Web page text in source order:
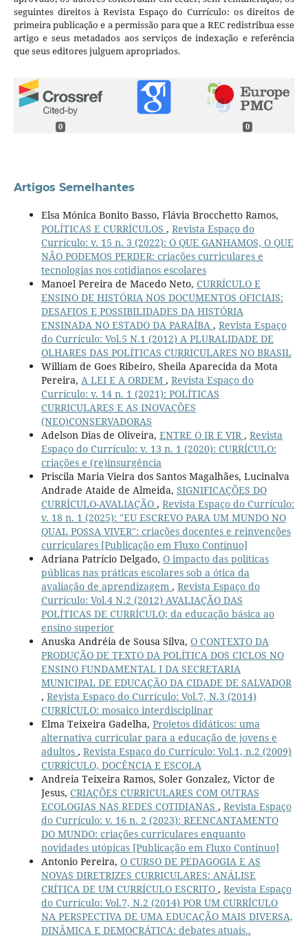
seguintes direitos à Revista Espaço do Currículo: os direitos de
primeira publicação e a permissão para que a REC redistribua esse
artigo e seus metadados aos serviços de indexação e referência
que seus editores julguem apropriados.
0 0
Artigos Semelhantes
Elsa Mónica Bonito Basso, Flávia Brocchetto Ramos,
POLÍTICAS E CURRÍCULOS , Revista Espaço do
Currículo: v. 15 n. 3 (2022): O QUE GANHAMOS, O QUE
NÃO PODEMOS PERDER: criações curriculares e
tecnologias nos cotidianos escolares
Manoel Pereira de Macedo Neto, CURRÍCULO E
ENSINO DE HISTÓRIA NOS DOCUMENTOS OFICIAIS:
DESAFIOS E POSSIBILIDADES DA HISTÓRIA
ENSINADA NO ESTADO DA PARAÍBA , Revista Espaço
do Currículo: Vol.5 N.1 (2012) A PLURALIDADE DE
OLHARES DAS POLÍTICAS CURRICULARES NO BRASIL
William de Goes Ribeiro, Sheila Aparecida da Mota
Pereira, A LEI E A ORDEM , Revista Espaço do
Currículo: v. 14 n. 1 (2021): POLÍTICAS
CURRICULARES E AS INOVAÇÕES
(NEO)CONSERVADORAS
Adelson Dias de Oliveira, ENTRE O IR E VIR, Revista
Espaço do Currículo: v. 13 n. 1 (2020): CURRÍCULO:
criações e (re)insurgência
Priscila Maria Vieira dos Santos Magalhães, Lucinalva
Andrade Ataide de Almeida, SIGNIFICAÇÕES DO
CURRÍCULO-AVALIAÇÃO , Revista Espaço do Currículo:
v. 18 n. 1 (2025): "EU ESCREVO PARA UM MUNDO NO
QUAL POSSA VIVER": criações docentes e reinvenções
curriculares [Publicação em Fluxo Contínuo]
Adriana Patrício Delgado, O impacto das políticas
públicas nas práticas escolares sob a ótica da
avaliação de aprendizagem , Revista Espaço do
Currículo: Vol.4 N.2 (2012) AVALIAÇÃO DAS
POLÍTICAS DE CURRÍCULO; da educação básica ao
ensino superior
Anuska Andréia de Sousa Silva, O CONTEXTO DA
PRODUÇÃO DE TEXTO DA POLÍTICA DOS CICLOS NO
ENSINO FUNDAMENTAL I DA SECRETARIA
MUNICIPAL DE EDUCAÇÃO DA CIDADE DE SALVADOR
, Revista Espaço do Currículo: Vol.7, N.3 (2014)
CURRÍCULO: mosaico interdisciplinar
Elma Teixeira Gadelha, Projetos didáticos: uma
alternativa curricular para a educação de jovens e
adultos , Revista Espaço do Currículo: Vol.1, n.2 (2009)
CURRÍCULO, DOCÊNCIA E ESCOLA
Andreia Teixeira Ramos, Soler Gonzalez, Victor de
Jesus, CRIAÇÕES CURRICULARES COM OUTRAS
ECOLOGIAS NAS REDES COTIDIANAS , Revista Espaço
do Currículo: v. 16 n. 2 (2023): REENCANTAMENTO
DO MUNDO: criações curriculares enquanto
novidades utópicas [Publicação em Fluxo Contínuo]
Antonio Pereira, O CURSO DE PEDAGOGIA E AS
NOVAS DIRETRIZES CURRICULARES: ANÁLISE
CRÍTICA DE UM CURRÍCULO ESCRITO , Revista Espaço
do Currículo: Vol.7, N.2 (2014) POR UM CURRÍCULO
NA PERSPECTIVA DE UMA EDUCAÇÃO MAIS DIVERSA,
DINÂMICA E DEMOCRÁTICA: debates atuais..